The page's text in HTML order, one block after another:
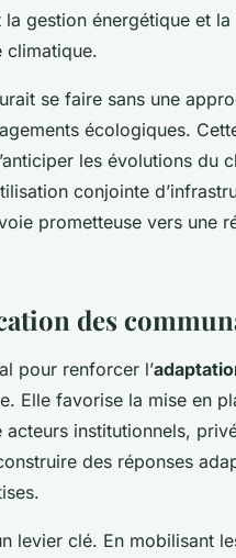
gestion énergétique et
climatique.
se faire sans une
écologiques.
les évolutions du
conjointe
prometteuse vers une
des
pour renforcer l’
Elle favorise la mise en
institutionnels,
des réponses
levier clé. En mobilisant